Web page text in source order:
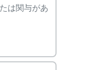
っかり
み石を
事務所
会
は関与があ